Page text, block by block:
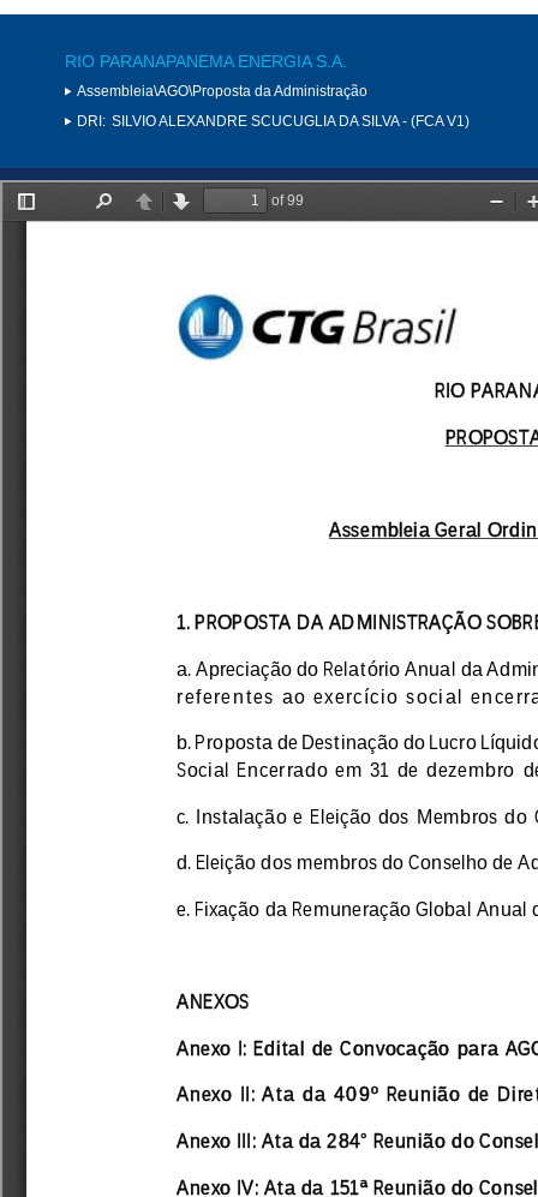
RIO PARANAPANEMA ENERGIA S.A.
Assembleia\AGO\Proposta da Administração
DRI: SILVIO ALEXANDRE SCUCUGLIA DA SILVA - (FCA V1)